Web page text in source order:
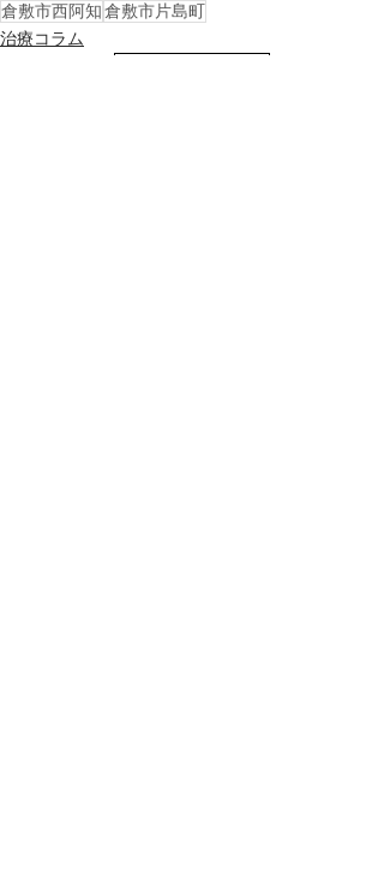
倉敷市西阿知倉敷市片島町
治療コラム